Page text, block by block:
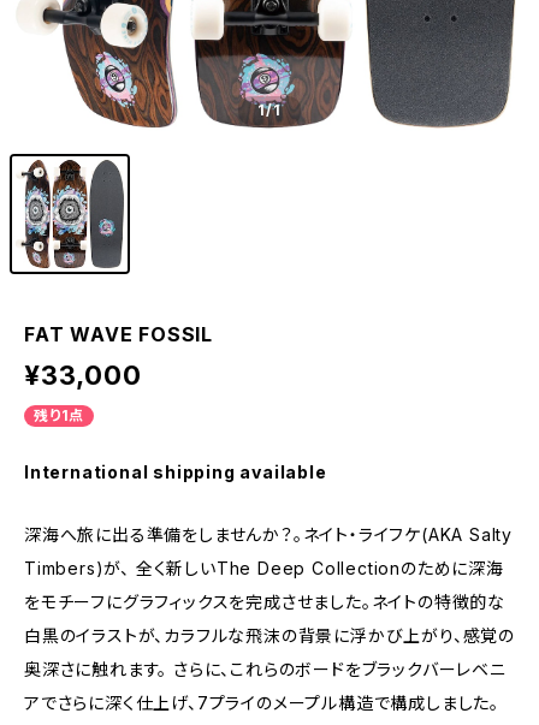
1/1
FAT WAVE FOSSIL
¥33,000
残り1点
International shipping available
深海へ旅に出る準備をしませんか？。ネイト・ライフケ(AKA Salty
Timbers)が、 全く新しいThe Deep Collectionのために深海
をモチーフにグラフィックスを完成させました。ネイトの特徴的な
白黒のイラストが、カラフルな飛沫の背景に浮かび上がり、感覚の
奥深さに触れます。 さらに、これらのボードをブラックバーレベニ
アでさらに深く仕上げ、7プライのメープル構造で構成しました。